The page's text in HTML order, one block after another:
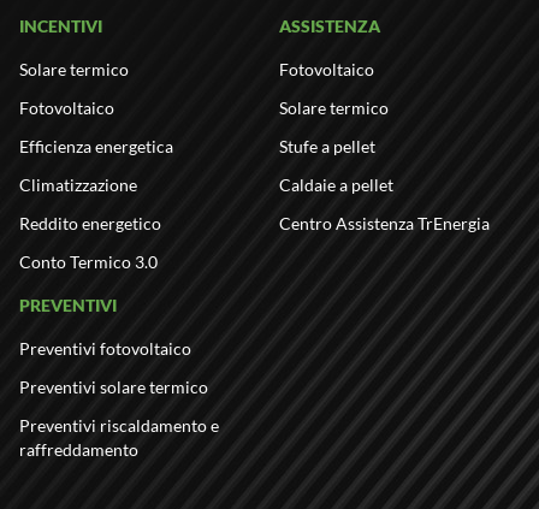
INCENTIVI
Solare termico
Fotovoltaico
Efficienza energetica
Climatizzazione
Reddito energetico
Conto Termico 3.0
ASSISTENZA
Fotovoltaico
Solare termico
Stufe a pellet
Caldaie a pellet
Centro Assistenza TrEnergia
PREVENTIVI
Preventivi fotovoltaico
Preventivi solare termico
Preventivi riscaldamento e
raffreddamento